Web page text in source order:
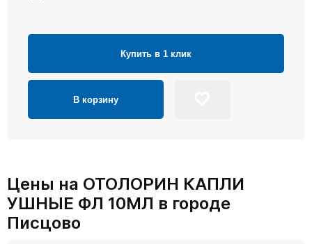
Купить в 1 клик
В корзину
Цены на ОТОЛОРИН КАПЛИ
УШНЫЕ ФЛ 10МЛ в городе
Писцово